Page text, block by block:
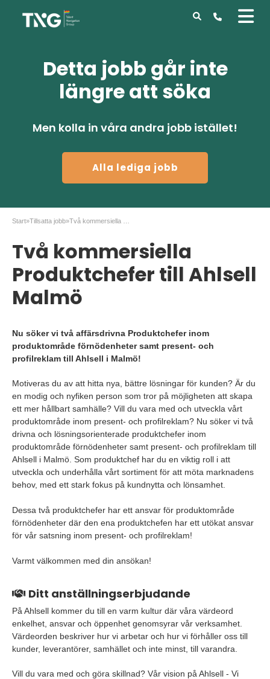
Detta jobb går inte
längre att söka
Men kolla in våra andra jobb istället!
Alla lediga jobb
Start»Tillsatta jobb»
Två kommersiella
Produktchefer till Ahlsell
Malmö
Nu söker vi två affärsdrivna Produktchefer inom
produktområde förnödenheter samt present- och
profilreklam till Ahlsell i Malmö!
Motiveras du av att hitta nya, bättre lösningar för kunden? Är du
en modig och nyfiken person som tror på möjligheten att skapa
ett mer hållbart samhälle? Vill du vara med och utveckla vårt
produktområde inom present- och profilreklam? Nu söker vi två
drivna och lösningsorienterade produktchefer inom
produktområde förnödenheter samt present- och profilreklam till
Ahlsell i Malmö. Som produktchef har du en viktig roll i att
utveckla och underhålla vårt sortiment för att möta marknadens
behov, med ett stark fokus på kundnytta och lönsamhet.
Dessa två produktchefer har ett ansvar för produktområde
förnödenheter där den ena produktchefen har ett utökat ansvar
för vår satsning inom present- och profilreklam!
Varmt välkommen med din ansökan!
Ditt anställningserbjudande
På Ahlsell kommer du till en varm kultur där våra värdeord
enkelhet, ansvar och öppenhet genomsyrar vår verksamhet.
Värdeorden beskriver hur vi arbetar och hur vi förhåller oss till
kunder, leverantörer, samhället och inte minst, till varandra.
Vill du vara med och göra skillnad? Vår vision på Ahlsell - Vi